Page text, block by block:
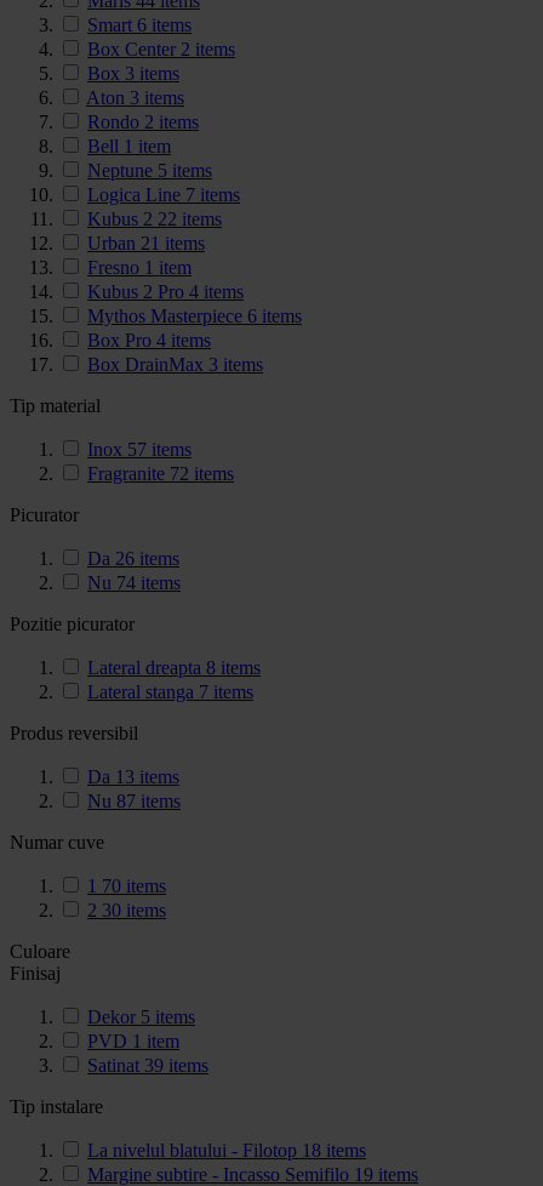
Smart 6 items
Box Center 2 items
Box 3 items
Aton 3 items
Rondo 2 items
Bell 1 item
Neptune 5 items
Logica Line 7 items
Kubus 2 22 items
Urban 21 items
Fresno 1 item
Kubus 2 Pro 4 items
Mythos Masterpiece 6 items
Box Pro 4 items
Box DrainMax 3 items
Tip material
Inox 57 items
Fragranite 72 items
Picurator
Da 26 items
Nu 74 items
Pozitie picurator
Lateral dreapta 8 items
Lateral stanga 7 items
Produs reversibil
Da 13 items
Nu 87 items
Numar cuve
1 70 items
2 30 items
Culoare
Finisaj
Dekor 5 items
PVD 1 item
Satinat 39 items
Tip instalare
La nivelul blatului - Filotop 18 items
Margine subtire - Incasso Semifilo 19 items